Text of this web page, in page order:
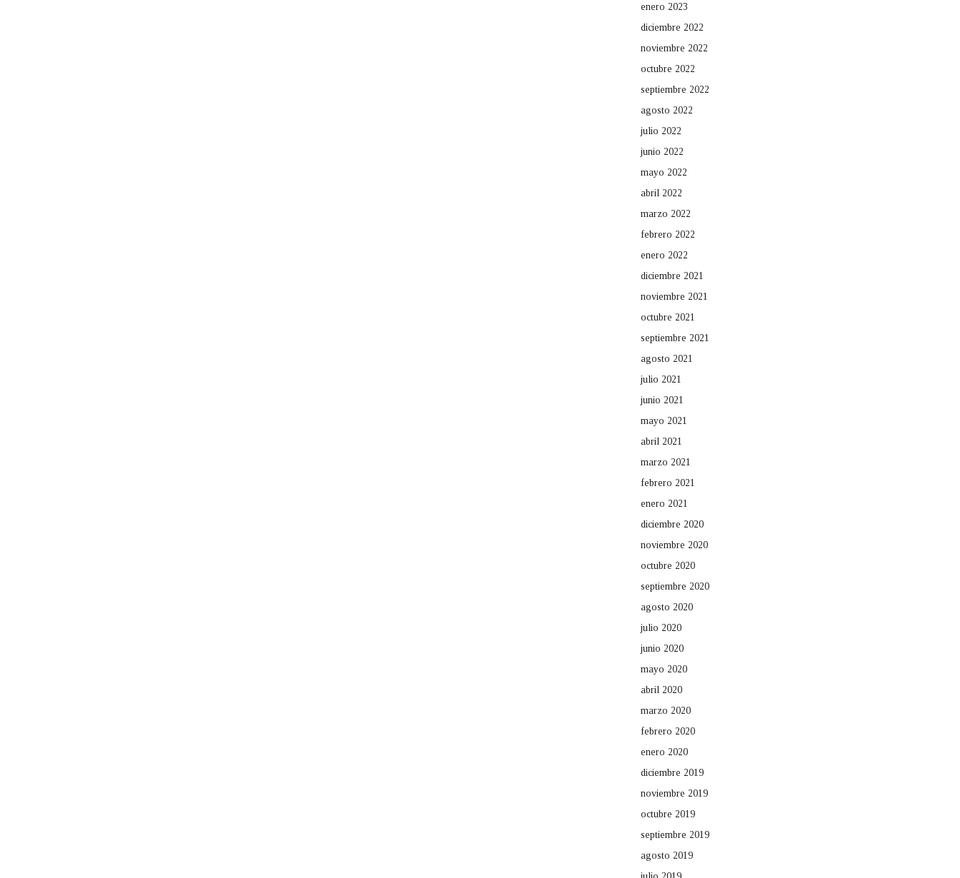
enero 2023
diciembre 2022
noviembre 2022
octubre 2022
septiembre 2022
agosto 2022
julio 2022
junio 2022
mayo 2022
abril 2022
marzo 2022
febrero 2022
enero 2022
diciembre 2021
noviembre 2021
octubre 2021
septiembre 2021
agosto 2021
julio 2021
junio 2021
mayo 2021
abril 2021
marzo 2021
febrero 2021
enero 2021
diciembre 2020
noviembre 2020
octubre 2020
septiembre 2020
agosto 2020
julio 2020
junio 2020
mayo 2020
abril 2020
marzo 2020
febrero 2020
enero 2020
diciembre 2019
noviembre 2019
octubre 2019
septiembre 2019
agosto 2019